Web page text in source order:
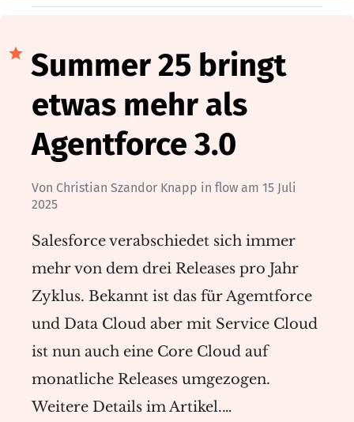
Summer 25 bringt
etwas mehr als
Agentforce 3.0
Von Christian Szandor Knapp in flow am 15 Juli
2025
Salesforce verabschiedet sich immer
mehr von dem drei Releases pro Jahr
Zyklus. Bekannt ist das für Agemtforce
und Data Cloud aber mit Service Cloud
ist nun auch eine Core Cloud auf
monatliche Releases umgezogen.
Weitere Details im Artikel.…